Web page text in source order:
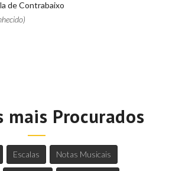
de Contrabaixo
mais Procurados
Escalas Notas Musicais